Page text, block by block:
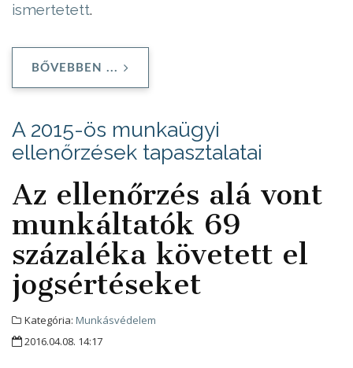
ismertetett.
BŐVEBBEN ...
A 2015-ös munkaügyi
ellenőrzések tapasztalatai
Az ellenőrzés alá vont
munkáltatók 69
százaléka követett el
jogsértéseket
Kategória: Munkásvédelem
2016.04.08. 14:17